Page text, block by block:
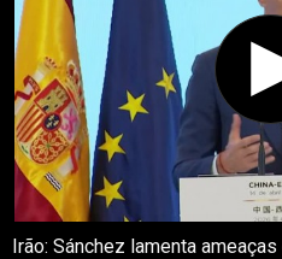
Irão: Sánchez lamenta